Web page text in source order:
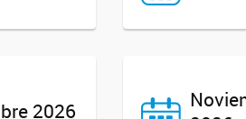
2026